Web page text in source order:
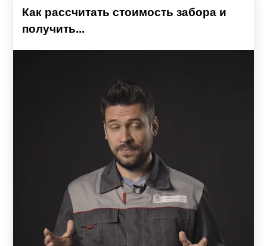
Как рассчитать стоимость забора и
получить...